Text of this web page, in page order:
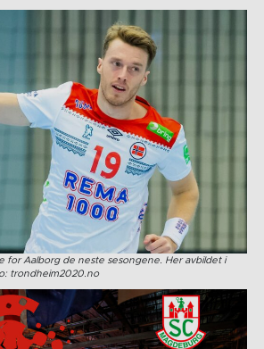
for Aalborg de neste sesongene. Her avbildet i
trondheim2020.no